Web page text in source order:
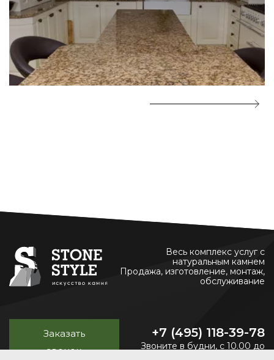
Весь комплекс услуг с
натуральным камнем
Продажа, изготовление, монтаж,
обслуживание
Заказать
звонок
+7 (495) 118-39-78
Звоните в будни, с 10.00 до